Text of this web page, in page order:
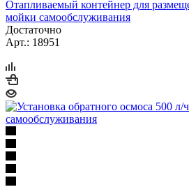
Отапливаемый контейнер для
мойки самообслуживания
Достаточно
Арт.: 18951